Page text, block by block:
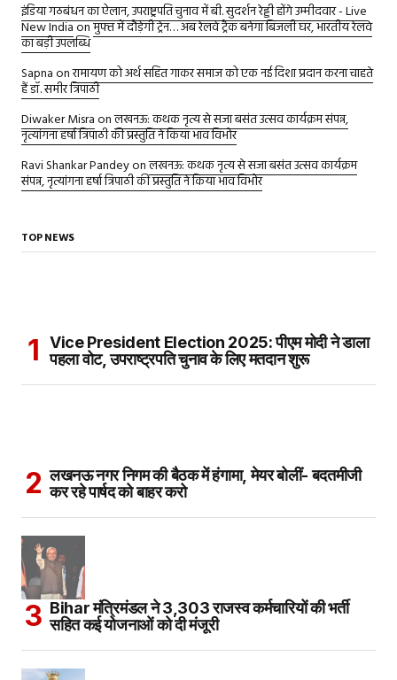
इंडिया गठबंधन का ऐलान, उपराष्ट्रपति चुनाव में बी. सुदर्शन रेड्डी होंगे उम्मीदवार - Live
New Indiaonमुफ्त में दौड़ेगी ट्रेन… अब रेलवे ट्रैक बनेगा बिजली घर, भारतीय रेलवे
का बड़ी उपलब्धि
Sapnaonरामायण को अर्थ सहित गाकर समाज को एक नई दिशा प्रदान करना चाहते
हैं डॉ. समीर त्रिपाठी
Diwaker Misraonलखनऊ: कथक नृत्य से सजा बसंत उत्सव कार्यक्रम संपन्न,
नृत्यांगना हर्षा त्रिपाठी की प्रस्तुति ने किया भाव विभोर
Ravi Shankar Pandeyonलखनऊ: कथक नृत्य से सजा बसंत उत्सव कार्यक्रम
संपन्न, नृत्यांगना हर्षा त्रिपाठी की प्रस्तुति ने किया भाव विभोर
TOP NEWS
Vice President Election 2025: पीएम मोदी ने डाला
पहला वोट, उपराष्ट्रपति चुनाव के लिए मतदान शुरू
लखनऊ नगर निगम की बैठक में हंगामा, मेयर बोलीं- बदतमीजी
कर रहे पार्षद को बाहर करो
Bihar मंत्रिमंडल ने 3,303 राजस्व कर्मचारियों की भर्ती
सहित कई योजनाओं को दी मंजूरी